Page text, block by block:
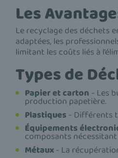
Les
Le recyclage des déchets
adaptées, les
limitant les coûts liés à
Types de
Papier et carton - Les
production papetière.
Plastiques - Différents
Équipements
composants
Métaux- La